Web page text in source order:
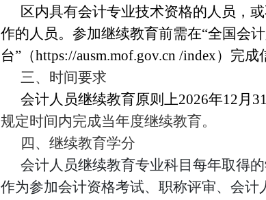
区内具有会计专业技术资格的人员，
作的人员。参加继续教育前需在“全国会
台”（https://ausm.mof.gov.cn /index） 完成
三、时间要求
会计人员继续教育原则上2026年12月 3
规定时间内完成当年度继续教育。
四、 继续教育学分
会计人员继续教育专业科目每年取得
作为参加会计资格考试、职称评审、会计